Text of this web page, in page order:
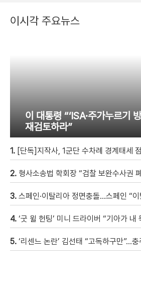
이시각 주요뉴스
이 대통령 “‘ISA·주가누르기
재검토하라”
1. [단독]지작사, 1군단 수차례 경계태세 점검
2. 형사소송법 학회장 “검찰 보완수사권 폐지, 삼
3. 스페인·이탈리아 정면충돌…스페인 “이탈리
4. ‘굿 윌 헌팅’ 미니 드라이버 “기아가 내
5. ‘리센느 논란’ 김선태 “고독하구만”…충주